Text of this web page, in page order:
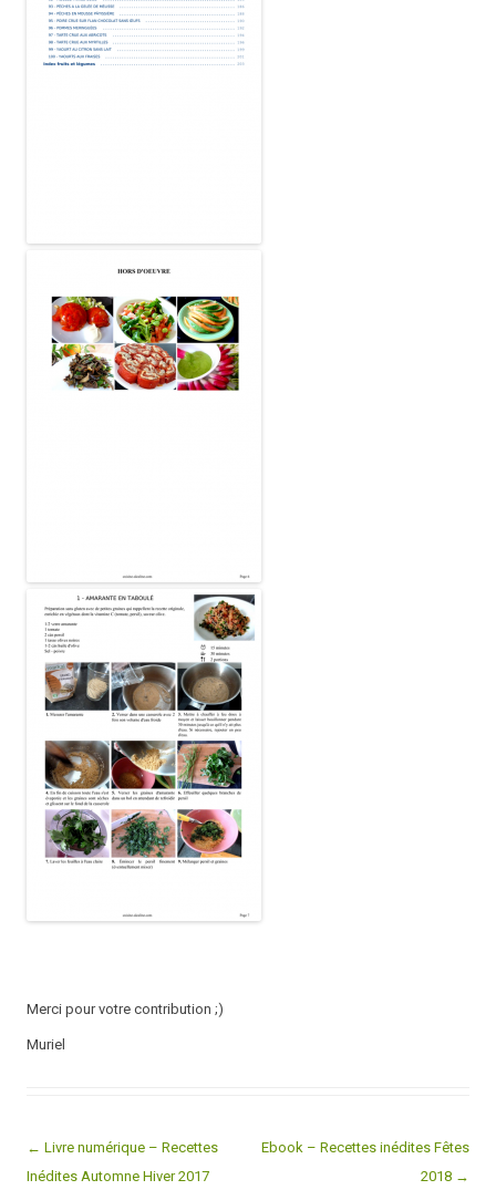
Merci pour votre contribution ;)
Muriel
Post navigation
← Livre numérique – Recettes
Inédites Automne Hiver 2017
Ebook – Recettes inédites Fêtes
2018 →